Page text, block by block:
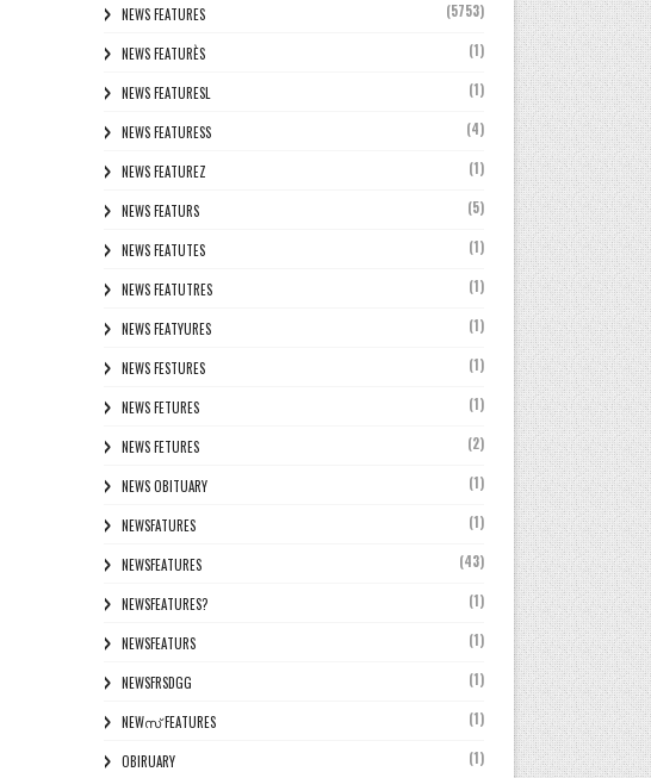
NEWS FEATURES (5753)
NEWS FEATURÈS (1)
NEWS FEATURESL (1)
NEWS FEATURESS (4)
NEWS FEATUREZ (1)
NEWS FEATURS (5)
NEWS FEATUTES (1)
NEWS FEATUTRES (1)
NEWS FEATYURES (1)
NEWS FESTURES (1)
NEWS FETURES (1)
NEWS FETURES (2)
NEWS OBITUARY (1)
NEWSFATURES (1)
NEWSFEATURES (43)
NEWSFEATURES? (1)
NEWSFEATURS (1)
NEWSFRSDGG (1)
NEWസ് FEATURES (1)
OBIRUARY (1)